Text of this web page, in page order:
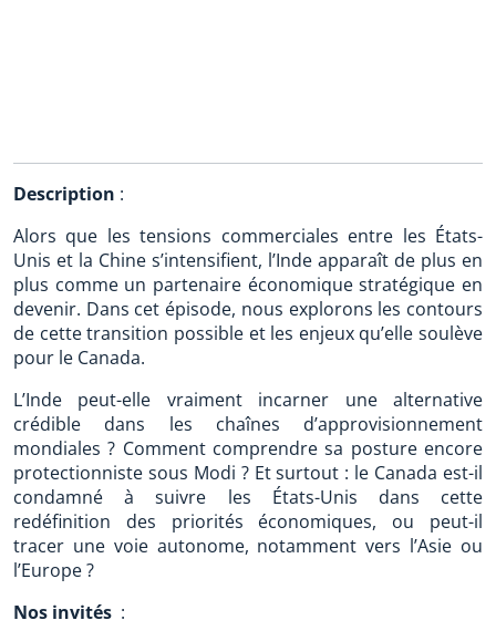
Description :
Alors que les tensions commerciales entre les États-
Unis et la Chine s’intensifient, l’Inde apparaît de plus en
plus comme un partenaire économique stratégique en
devenir. Dans cet épisode, nous explorons les contours
de cette transition possible et les enjeux qu’elle soulève
pour le Canada.
L’Inde peut-elle vraiment incarner une alternative
crédible dans les chaînes d’approvisionnement
mondiales ? Comment comprendre sa posture encore
protectionniste sous Modi ? Et surtout : le Canada est-il
condamné à suivre les États-Unis dans cette
redéfinition des priorités économiques, ou peut-il
tracer une voie autonome, notamment vers l’Asie ou
l’Europe ?
Nos invités :